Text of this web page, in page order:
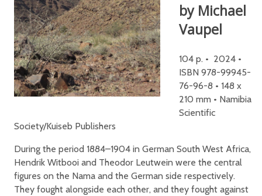
by Michael
Vaupel
104 p. • 2024 •
ISBN 978-99945-
76-96-8 • 148 x
210 mm • Namibia
Scientific
Society/Kuiseb Publishers
During the period 1884–1904 in German South West Africa,
Hendrik Witbooi and Theodor Leutwein were the central
figures on the Nama and the German side respectively.
They fought alongside each other, and they fought against